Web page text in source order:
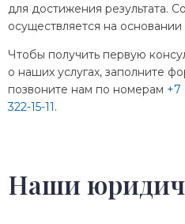
для достижения результата.
осуществляется на основании
Чтобы получить первую
о наших услугах, заполните
позвоните нам по номерам +7
322-15-11 .
Наши